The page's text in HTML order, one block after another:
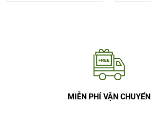
MIỄN PHÍ VẬN CHUYỂN